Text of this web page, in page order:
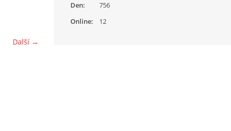
Další →
Online: 12
Den:
756